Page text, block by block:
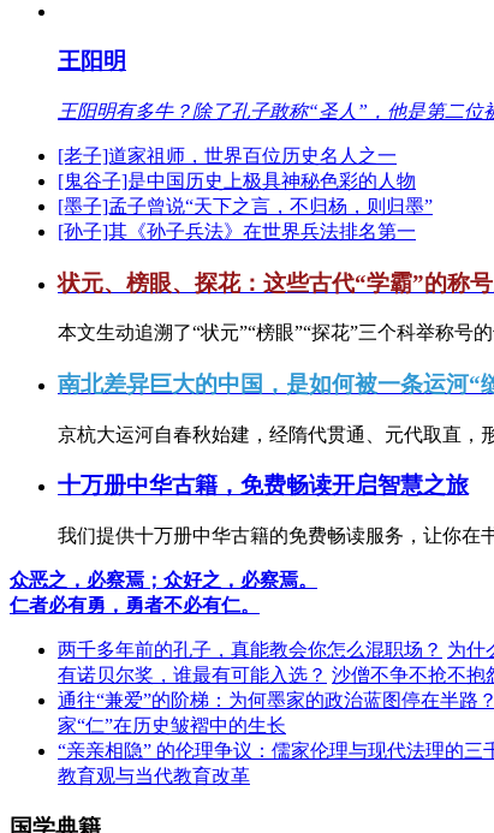
王阳明
王阳明有多牛？除了孔子敢称“圣人”，他是第二位
[老子]道家祖师，世界百位历史名人之一
[鬼谷子]是中国历史上极具神秘色彩的人物
[墨子]孟子曾说“天下之言，不归杨，则归墨”
[孙子]其《孙子兵法》在世界兵法排名第一
状元、榜眼、探花：这些古代“学霸”的称
本文生动追溯了“状元”“榜眼”“探花”三个科举称号
南北差异巨大的中国，是如何被一条运河“
京杭大运河自春秋始建，经隋代贯通、元代取直，
十万册中华古籍，免费畅读开启智慧之旅
我们提供十万册中华古籍的免费畅读服务，让你在
众恶之，必察焉；众好之，必察焉。
仁者必有勇，勇者不必有仁。
两千多年前的孔子，真能教会你怎么混职场？ 为什
有诺贝尔奖，谁最有可能入选？ 沙僧不争不抢不抱
通往“兼爱”的阶梯：为何墨家的政治蓝图停在半路？
家“仁”在历史皱褶中的生长
“亲亲相隐” 的伦理争议：儒家伦理与现代法理的三
教育观与当代教育改革
国学典籍